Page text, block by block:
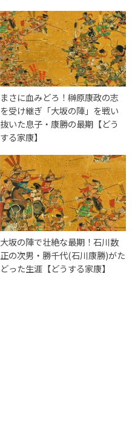
まさに血みどろ！榊原康政の志
を受け継ぎ「大坂の陣」を戦い
抜いた息子・康勝の最期【どう
する家康】
大坂の陣で壮絶な最期！石川数
正の次男・勝千代(石川康勝)がた
どった生涯【どうする家康】